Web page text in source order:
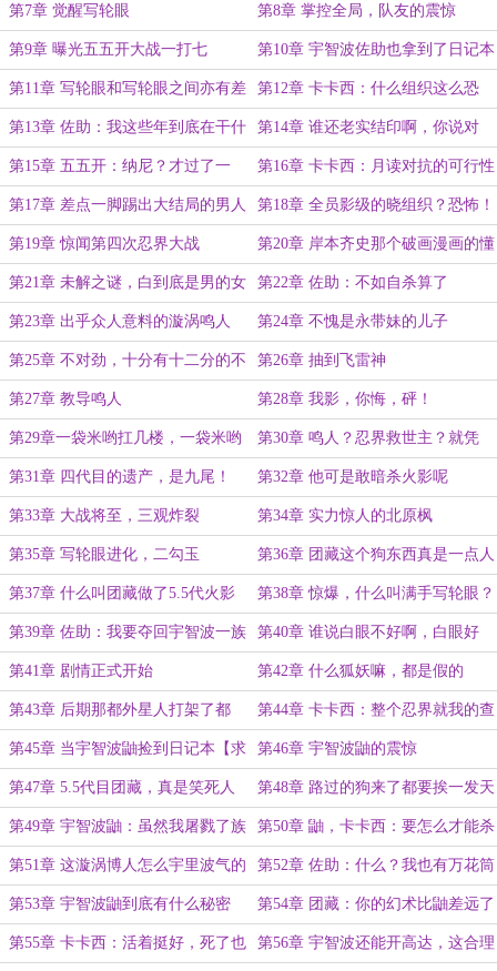
丸 圣？
第7章 觉醒写轮眼 第8章 掌控全局，队友的震惊
第9章 曝光五五开大战一打七 第10章 宇智波佐助也拿到了日记本
第11章 写轮眼和写轮眼之间亦有差
距
第12章 卡卡西：什么组织这么恐
怖？
第13章 佐助：我这些年到底在干什
么啊
第14章 谁还老实结印啊，你说对
吧，鬼鲛
第15章 五五开：纳尼？才过了一
秒？
第16章 卡卡西：月读对抗的可行性
分析报告
第17章 差点一脚踢出大结局的男人 第18章 全员影级的晓组织？恐怖！
第19章 惊闻第四次忍界大战 第20章 岸本齐史那个破画漫画的懂
个毛线的火影
第21章 未解之谜，白到底是男的女
的
第22章 佐助：不如自杀算了
第23章 出乎众人意料的漩涡鸣人 第24章 不愧是永带妹的儿子
第25章 不对劲，十分有十二分的不
对劲
第26章 抽到飞雷神
第27章 教导鸣人 第28章 我影，你悔，砰！
第29章一袋米哟扛几楼，一袋米哟
扛二楼，辛辣天森
第30章 鸣人？忍界救世主？就凭
他？
第31章 四代目的遗产，是九尾！ 第32章 他可是敢暗杀火影呢
第33章 大战将至，三观炸裂 第34章 实力惊人的北原枫
第35章 写轮眼进化，二勾玉 第36章 团藏这个狗东西真是一点人
事不干啊
第37章 什么叫团藏做了5.5代火影
啊？
第38章 惊爆，什么叫满手写轮眼？
第39章 佐助：我要夺回宇智波一族
的写轮眼
第40章 谁说白眼不好啊，白眼好
啊，白眼得学【求月票】
第41章 剧情正式开始 第42章 什么狐妖嘛，都是假的
第43章 后期那都外星人打架了都 第44章 卡卡西：整个忍界就我的查
克拉量最少嘛？为什么盯着我不放
啊！
第45章 当宇智波鼬捡到日记本【求
个月票】
第46章 宇智波鼬的震惊
第47章 5.5代目团藏，真是笑死人
了！
第48章 路过的狗来了都要挨一发天
照
第49章 宇智波鼬：虽然我屠戮了族
人，但是那能一样嘛？
第50章 鼬，卡卡西：要怎么才能杀
掉这个宇智波斑
第51章 这漩涡博人怎么宇里波气的 第52章 佐助：什么？我也有万花筒
了？
第53章 宇智波鼬到底有什么秘密 第54章 团藏：你的幻术比鼬差远了
第55章 卡卡西：活着挺好，死了也 第56章 宇智波还能开高达，这合理